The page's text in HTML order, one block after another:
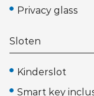
Privacy glass
Sloten
Kinderslot
Smart key